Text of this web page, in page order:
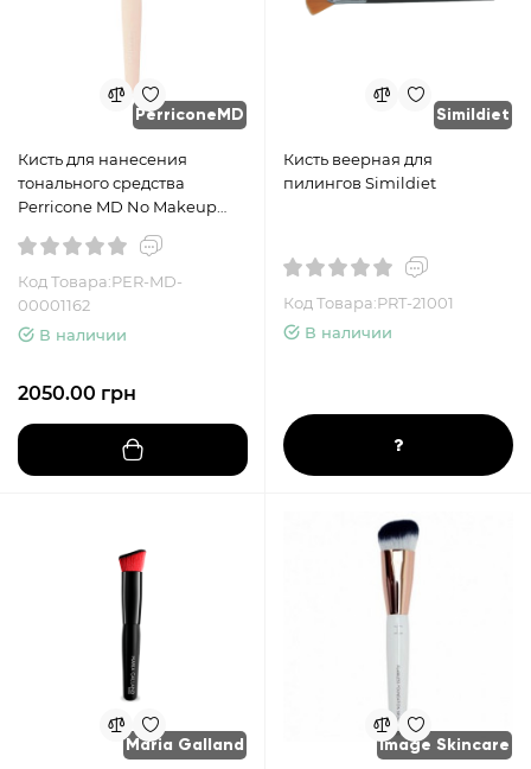
PerriconeMD
Кисть для нанесения
тонального средства
Perricone MD No Makeup
Код Товара:PER-MD-
00001162
В наличии
2050.00 грн
Simildiet
Кисть веерная для
пилингов Simildiet
Код Товара:PRT-21001
В наличии
Maria Galland Image Skincare